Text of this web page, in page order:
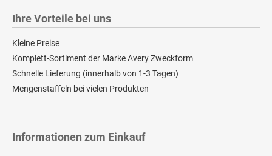
Ihre Vorteile bei uns
Kleine Preise
Komplett-Sortiment der Marke Avery Zweckform
Schnelle Lieferung (innerhalb von 1-3 Tagen)
Mengenstaffeln bei vielen Produkten
Informationen zum Einkauf